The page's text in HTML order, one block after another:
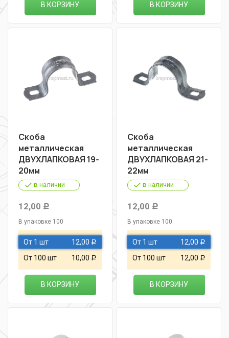
В КОРЗИНУ В КОРЗИНУ
Скоба
металлическая
ДВУХЛАПКОВАЯ 19-
20мм
в наличии
12,00 Р
В упаковке 100
От 1 шт 12,00 Р
От 100 шт 10,00 Р
В КОРЗИНУ
Скоба
металлическая
ДВУХЛАПКОВАЯ 21-
22мм
в наличии
12,00 Р
В упаковке 100
От 1 шт 12,00 Р
От 100 шт 12,00 Р
В КОРЗИНУ